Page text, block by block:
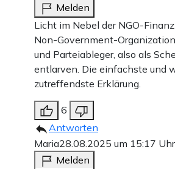
Melden
Licht im Nebel der NGO-
Non-Government-
und Parteiableger, also als
entlarven. Die einfachste und
zutreffendste Erklärung.
6
Antworten
Maria28.08.2025 um 15:17 Uhr
Melden